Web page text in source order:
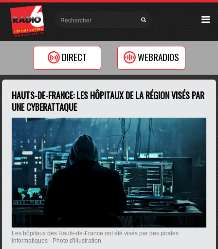
DIRECT WEBRADIOS
HAUTS-DE-FRANCE: LES HÔPITAUX DE LA RÉGION VISÉS PAR
UNE CYBERATTAQUE
Les hôpitaux des Hauts-de-France ont été visés par des pirates
informatiques - Photo d'illustration